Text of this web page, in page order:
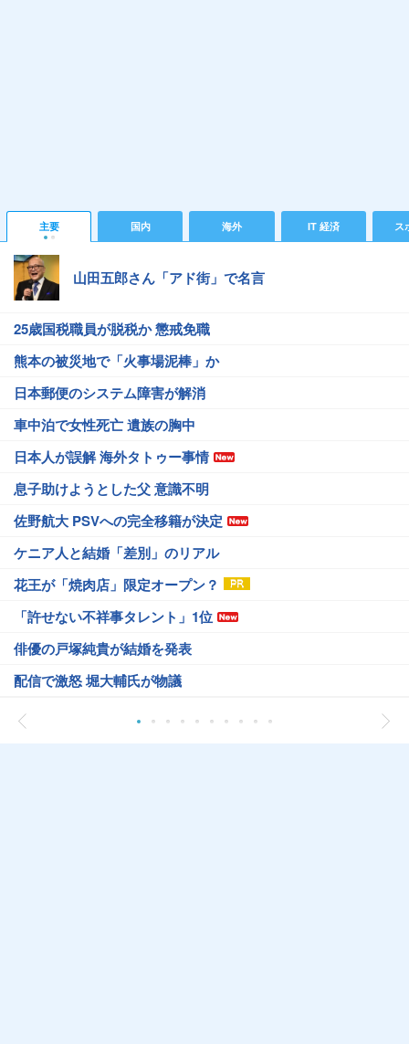
主要 国内 海外 IT 経済 ス
山田五郎さん「アド街」で名言
25歳国税職員が脱税か 懲戒免職
熊本の被災地で「火事場泥棒」か
日本郵便のシステム障害が解消
車中泊で女性死亡 遺族の胸中
日本人が誤解 海外タトゥー事情
息子助けようとした父 意識不明
佐野航大 PSVへの完全移籍が決定
ケニア人と結婚「差別」のリアル
花王が「焼肉店」限定オープン？
「許せない不祥事タレント」1位
俳優の戸塚純貴が結婚を発表
配信で激怒 堀大輔氏が物議